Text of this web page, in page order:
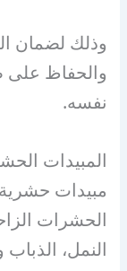
وذلك لضمان
والحفاظ على
نفسه.
المبيدات
مبيدات
الحشرات
النمل،